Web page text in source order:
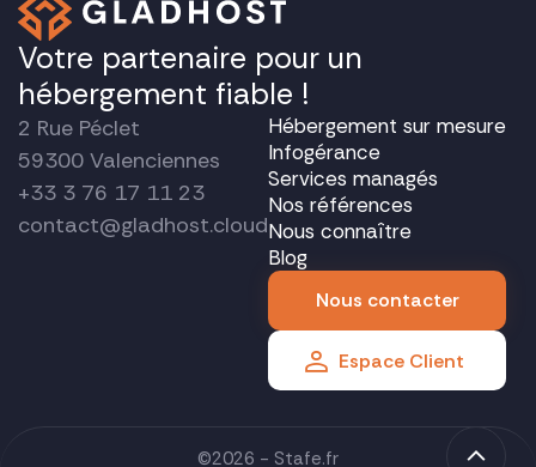
Votre partenaire pour un
hébergement fiable !
2 Rue Péclet
59300 Valenciennes
+33 3 76 17 11 23
contact@gladhost.cloud
Hébergement sur mesure
Infogérance
Services managés
Nos références
Nous connaître
Blog
Nous contacter
Espace Client
©2026 - Stafe.fr